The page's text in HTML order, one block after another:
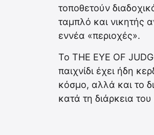
τοποθετούν
ταμπλό και νικητής
εννέα «περιοχές».
Το THE EYE OF
παιχνίδι έχει ήδη
κόσμο, αλλά και το
κατά τη διάρκεια